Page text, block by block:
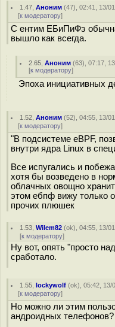
1.47 ,Аноним (47), 02:41, 13/
[к модератору]
С ентим ЕБиПиФэ
вышло как всегда.
2.65 ,Аноним (63), 07:17,
[к модератору]
Эпоха инициативных
1.52 ,Аноним (52), 04:55, 13/
[к модератору]
"В подсистеме eBPF,
внутри ядра Linux в
Все испугались и
хотя бы возведено в
облачных овощно
этом ебпф вижу только
прочих плюшек
1.53 ,Wilem82 (ok), 04:55, 13/
[к модератору]
Ну вот, опять "просто
сработало.
1.55 ,lockywolf (ok), 05:42, 13/
[к модератору]
Но можно ли этим
андроидных телефонов?